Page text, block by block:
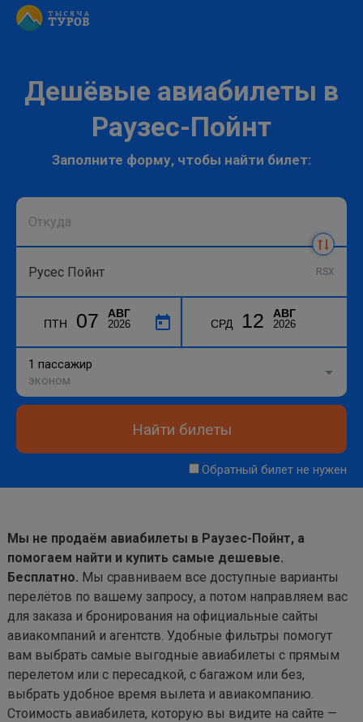
Дешёвые авиабилеты в
Раузес-Пойнт
Заполните форму, чтобы найти билет:
RSX
ПТН 07 АВГ
2026 СРД 12 АВГ
2026
1 пассажир
эконом
Найти билеты
Обратный билет не нужен
Мы не продаём авиабилеты в Раузес-Пойнт, а
помогаем найти и купить самые дешевые.
Бесплатно. Мы сравниваем все доступные варианты
перелётов по вашему запросу, а потом направляем вас
для заказа и бронирования на официальные сайты
авиакомпаний и агентств. Удобные фильтры помогут
вам выбрать самые выгодные авиабилеты с прямым
перелетом или с пересадкой, с багажом или без,
выбрать удобное время вылета и авиакомпанию.
Стоимость авиабилета, которую вы видите на сайте —